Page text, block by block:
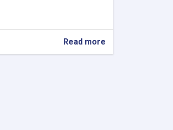
Read more
اعلان